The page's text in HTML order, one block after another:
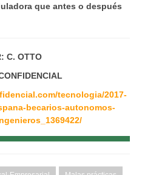
que antes o después
C. OTTO
tecnologia/2017-
becarios-autonomos-